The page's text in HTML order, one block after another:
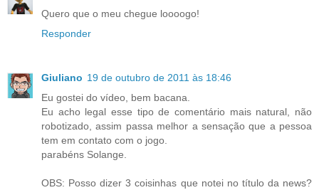
Quero que o meu chegue loooogo!
Responder
Giuliano 19 de outubro de 2011 às 18:46
Eu gostei do vídeo, bem bacana.
Eu acho legal esse tipo de comentário mais natural, não
robotizado, assim passa melhor a sensação que a pessoa
tem em contato com o jogo.
parabéns Solange.
OBS: Posso dizer 3 coisinhas que notei no título da news?